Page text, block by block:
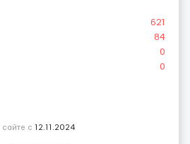
621
84
0
0
сайте с 12.11.2024